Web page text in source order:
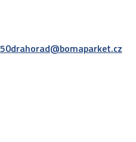
drahorad@bomaparket.cz